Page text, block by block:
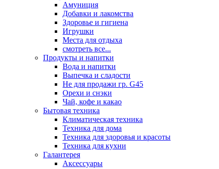
Амуниция
Добавки и лакомства
Здоровье и гигиена
Игрушки
Места для отдыха
смотреть все...
Продукты и напитки
Вода и напитки
Выпечка и сладости
Не для продажи гр. G45
Орехи и снэки
Чай, кофе и какао
Бытовая техника
Климатическая техника
Техника для дома
Техника для здоровья и красоты
Техника для кухни
Галантерея
Аксессуары